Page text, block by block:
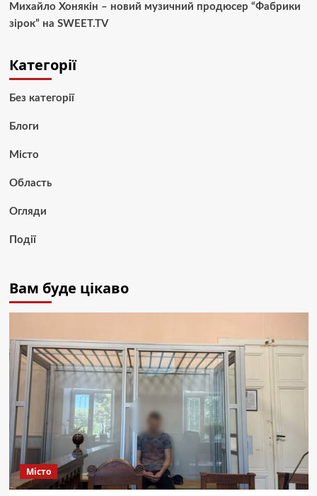
Михайло Хонякін – новий музичний продюсер “Фабрики
зірок” на SWEET.TV
Категорії
Без категорії
Блоги
Місто
Область
Огляди
Події
Вам буде цікаво
Місто